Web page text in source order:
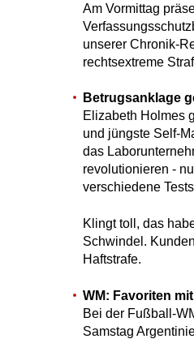
Am Vormittag
unserer Chronik-
rechtsextreme
Betrugsanklage
Elizabeth Holmes
und jüngste Self-
das
revolutionieren -
verschiedene
Klingt toll, das
Schwindel.
Haftstrafe.
WM: Favoriten
Bei der Fußball-
Samstag